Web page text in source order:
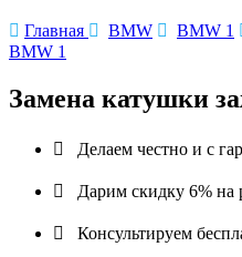
 Главная  BMW  BMW 1
BMW 1
Замена катушки
 Делаем честно и с
 Дарим скидку 6% на
 Консультируем